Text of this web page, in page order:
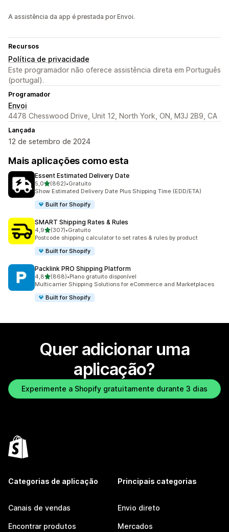
A assistência da app é prestada por Envoi.
Recursos
Política de privacidade
Este programador não oferece assistência direta em Português
(portugal).
Programador
Envoi
4478 Chesswood Drive, Unit 12, North York, ON, M3J 2B9, CA
Lançada
12 de setembro de 2024
Mais aplicações como esta
Essent Estimated Delivery Date
5,0de 5 estrelas
(862)
862 total de avaliações
•Gratuito
Show Estimated Delivery Date Plus Shipping Time (EDD/ETA)
Built for Shopify
SMART Shipping Rates & Rules
4,9de 5 estrelas
(307)
307 total de avaliações
•Gratuito
Postcode shipping calculator to set rates & rules by product
Built for Shopify
Packlink PRO Shipping Platform
4,8de 5 estrelas
(868)
868 total de avaliações
•Plano gratuito disponível
Multicarrier Shipping Solutions for eCommerce and Marketplaces
Built for Shopify
Quer adicionar uma
aplicação?
Experimente a Shopify gratuitamente durante 3 dias
Categorias de aplicação
Canais de vendas
Encontrar produtos
Principais categorias
Envio direto
Mercados